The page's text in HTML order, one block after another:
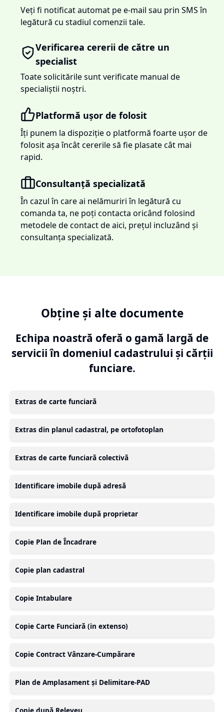
Veți fi notificat automat pe e-mail sau prin SMS în
legătură cu stadiul comenzii tale.
Verificarea cererii de către un
specialist
Toate solicitările sunt verificate manual de
specialiștii noștri.
Platformă ușor de folosit
Îți punem la dispoziție o platformă foarte ușor de
folosit așa încât cererile să fie plasate cât mai
rapid.
Consultanță specializată
În cazul în care ai nelămuriri în legătură cu
comanda ta, ne poți contacta oricând folosind
metodele de contact de aici, prețul incluzând și
consultanța specializată.
Obține și alte documente
Echipa noastră oferă o gamă largă de
servicii în domeniul cadastrului și cărții
funciare.
Extras de carte funciară
Extras din planul cadastral, pe ortofotoplan
Extras de carte funciară colectivă
Identificare imobile după adresă
Identificare imobile după proprietar
Copie Plan de Încadrare
Copie plan cadastral
Copie Intabulare
Copie Carte Funciară (in extenso)
Copie Contract Vânzare-Cumpărare
Plan de Amplasament și Delimitare-PAD
Copie după Releveu